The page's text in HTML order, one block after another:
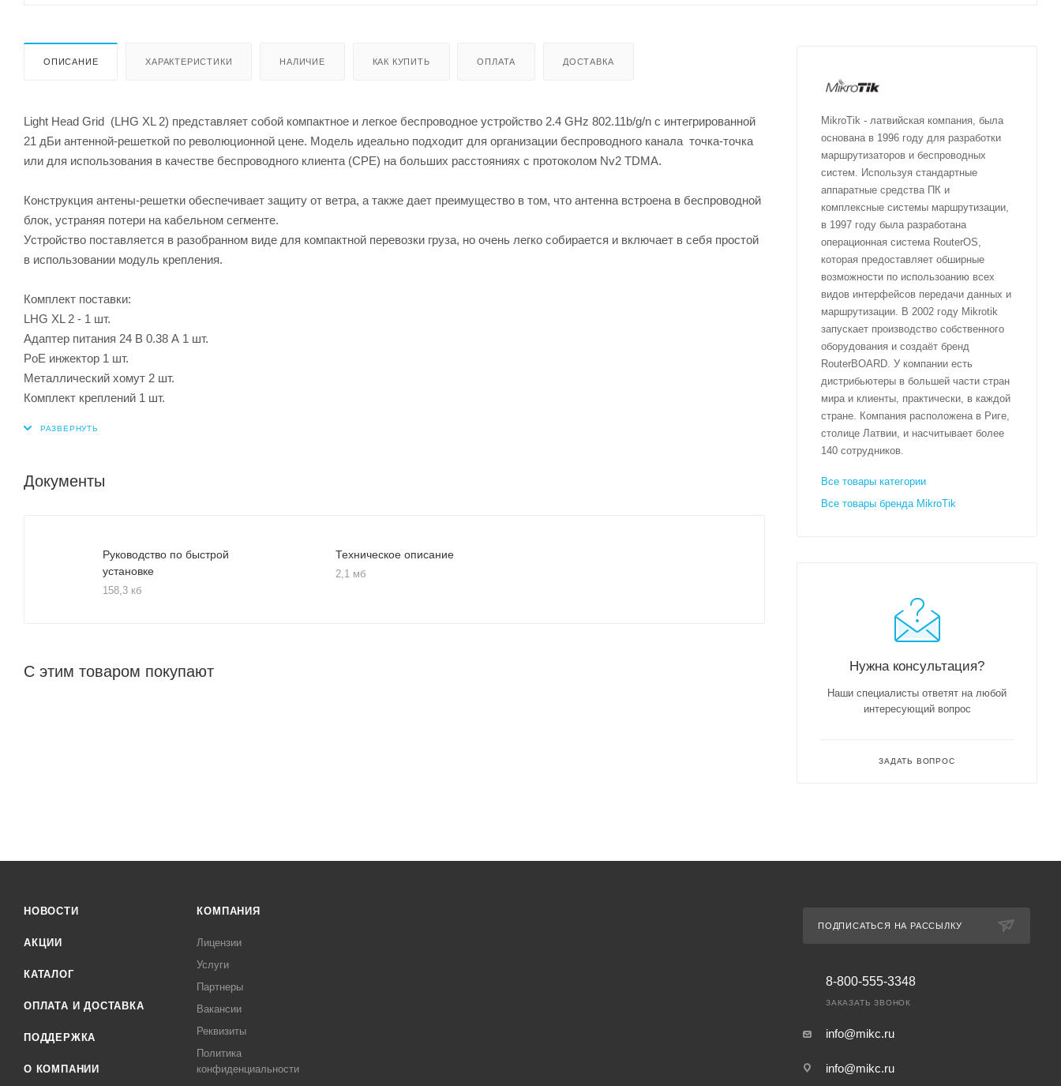
ОПИСАНИЕ ХАРАКТЕРИСТИКИ НАЛИЧИЕ КАК КУПИТЬ ОПЛАТА ДОСТАВКА
Light Head Grid (LHG XL 2) представляет собой компактное и легкое беспроводное устройство 2.4 GHz 802.11b/g/n с интегрированной
21 дБи антенной-решеткой по революционной цене. Модель идеально подходит для организации беспроводного канала точка-точка
или для использования в качестве беспроводного клиента (CPE) на больших расстояниях с протоколом Nv2 TDMA.
Конструкция антены-решетки обеспечивает защиту от ветра, а также дает преимущество в том, что антенна встроена в беспроводной
блок, устраняя потери на кабельном сегменте.
Устройство поставляется в разобранном виде для компактной перевозки груза, но очень легко собирается и включает в себя простой
в использовании модуль крепления.
Комплект поставки:
LHG XL 2 - 1 шт.
Адаптер питания 24 В 0.38 А 1 шт.
PoE инжектор 1 шт.
Металлический хомут 2 шт.
Комплект креплений 1 шт.
Документы
Руководство по быстрой
установке
158,3 кб
Техническое описание
2,1 мб
С этим товаром покупают
MikroTik - латвийская компания, была
основана в 1996 году для разработки
маршрутизаторов и беспроводных
систем. Используя стандартные
аппаратные средства ПК и
комплексные системы маршрутизации,
в 1997 году была разработана
операционная система RouterOS,
которая предоставляет обширные
возможности по использоанию всех
видов интерфейсов передачи данных и
маршрутизации. В 2002 году Mikrotik
запускает производство собственного
оборудования и создаёт бренд
RouterBOARD. У компании есть
дистрибьютеры в большей части стран
мира и клиенты, практически, в каждой
стране. Компания расположена в Риге,
столице Латвии, и насчитывает более
140 сотрудников.
Все товары категории
Все товары бренда MikroTik
Нужна консультация?
Наши специалисты ответят на любой
интересующий вопрос
ЗАДАТЬ ВОПРОС
НОВОСТИ
АКЦИИ
КАТАЛОГ
ОПЛАТА И ДОСТАВКА
ПОДДЕРЖКА
О КОМПАНИИ
КОМПАНИЯ
Лицензии
Услуги
Партнеры
Вакансии
Реквизиты
Политика
конфиденциальности
ПОДПИСАТЬСЯ НА РАССЫЛКУ
8-800-555-3348
ЗАКАЗАТЬ ЗВОНОК
info@mikc.ru
info@mikc.ru